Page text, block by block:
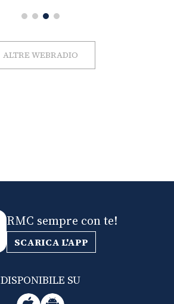
ALTRE WEBRADIO
RMC sempre con te!
SCARICA L'APP
DISPONIBILE SU